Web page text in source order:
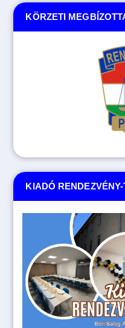
KIADÓ
KÖRZETI